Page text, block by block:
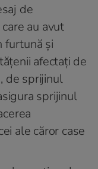
de
au avut
furtună și
afectați de
de sprijinul
sprijinul
ale căror case